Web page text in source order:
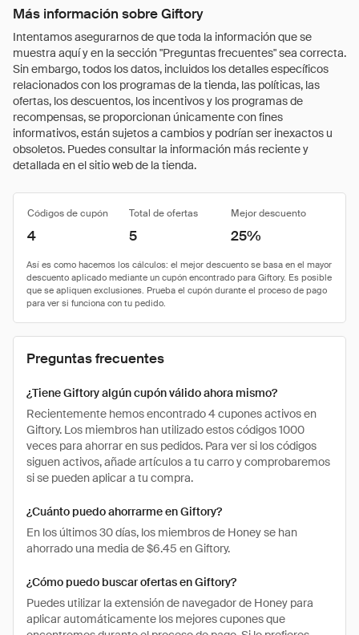
Más información sobre Giftory
Intentamos asegurarnos de que toda la información que se
muestra aquí y en la sección "Preguntas frecuentes" sea correcta.
Sin embargo, todos los datos, incluidos los detalles específicos
relacionados con los programas de la tienda, las políticas, las
ofertas, los descuentos, los incentivos y los programas de
recompensas, se proporcionan únicamente con fines
informativos, están sujetos a cambios y podrían ser inexactos u
obsoletos. Puedes consultar la información más reciente y
detallada en el sitio web de la tienda.
Códigos de cupón Total de ofertas Mejor descuento
4 5 25%
Preguntas frecuentes
¿Tiene Giftory algún cupón válido ahora mismo?
Recientemente hemos encontrado 4 cupones activos en
Giftory. Los miembros han utilizado estos códigos 1000
veces para ahorrar en sus pedidos. Para ver si los códigos
siguen activos, añade artículos a tu carro y comprobaremos
si se pueden aplicar a tu compra.
¿Cuánto puedo ahorrarme en Giftory?
En los últimos 30 días, los miembros de Honey se han
ahorrado una media de $6.45 en Giftory.
¿Cómo puedo buscar ofertas en Giftory?
Puedes utilizar la extensión de navegador de Honey para
aplicar automáticamente los mejores cupones que